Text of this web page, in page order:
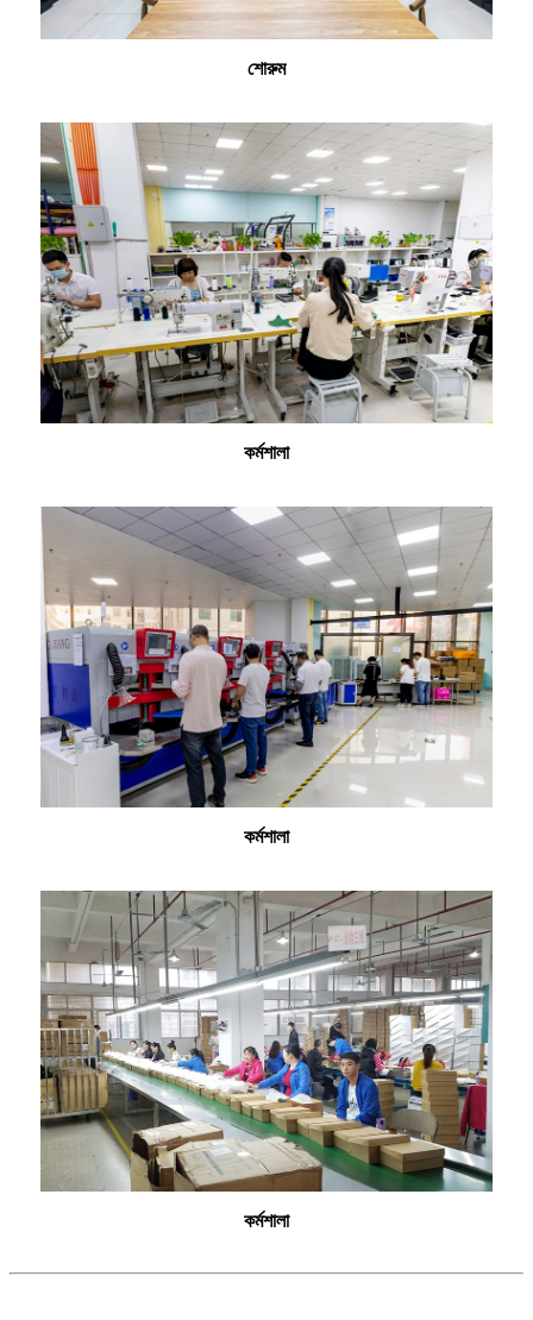
শোরুম
কর্মশালা
কর্মশালা
কর্মশালা